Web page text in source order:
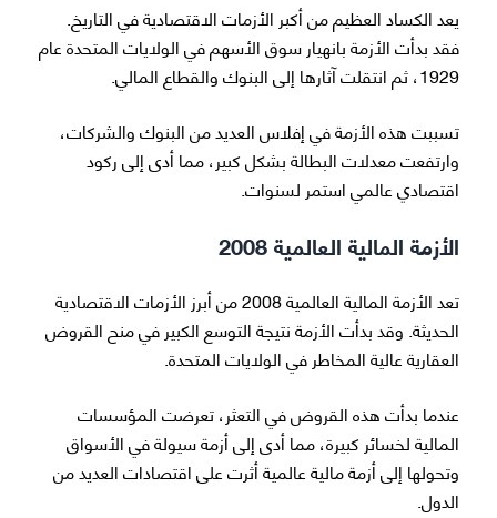
يعد الكساد العظيم من أكبر الأزمات الاقتصادية في التاريخ.
فقد بدأت الأزمة بانهيار سوق الأسهم في الولايات المتحدة عام
1929، ثم انتقلت آثارها إلى البنوك والقطاع المالي.
تسببت هذه الأزمة في إفلاس العديد من البنوك والشركات،
وارتفعت معدلات البطالة بشكل كبير، مما أدى إلى ركود
اقتصادي عالمي استمر لسنوات.
الأزمة المالية العالمية 2008
تعد الأزمة المالية العالمية 2008 من أبرز الأزمات الاقتصادية
الحديثة. وقد بدأت الأزمة نتيجة التوسع الكبير في منح القروض
العقارية عالية المخاطر في الولايات المتحدة.
عندما بدأت هذه القروض في التعثر، تعرضت المؤسسات
المالية لخسائر كبيرة، مما أدى إلى أزمة سيولة في الأسواق
وتحولها إلى أزمة مالية عالمية أثرت على اقتصادات العديد من
الدول.